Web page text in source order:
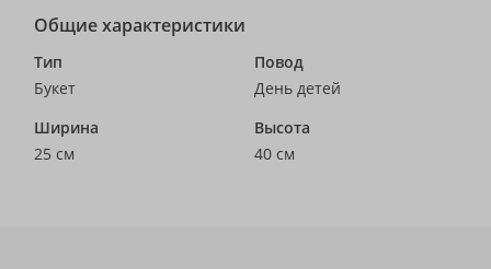
Общие характеристики
Тип
Букет
Повод
День детей
Ширина
25 см
Высота
40 см